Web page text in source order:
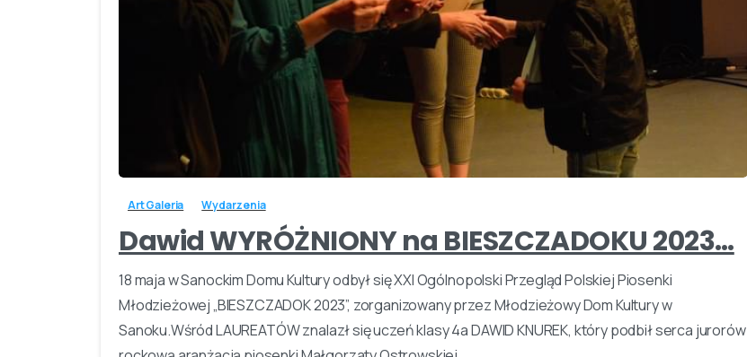
Art Galeria Wydarzenia
Dawid WYRÓŻNIONY na BIESZCZADOKU 2023…
18 maja w Sanockim Domu Kultury odbył się XXI Ogólnopolski Przegląd Polskiej Piosenki
Młodzieżowej „BIESZCZADOK 2023”, zorganizowany przez Młodzieżowy Dom Kultury w
Sanoku.Wśród LAUREATÓW znalazł się uczeń klasy 4a DAWID KNUREK, który podbił serca jurorów